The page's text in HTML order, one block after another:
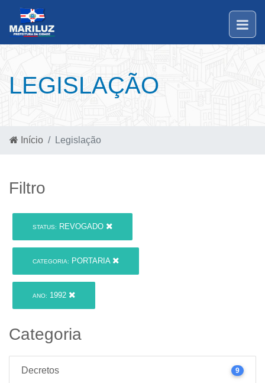
LEGISLAÇÃO
Início Legislação
Filtro
STATUS: REVOGADO
CATEGORIA: PORTARIA
ANO: 1992
Categoria
Decretos 9